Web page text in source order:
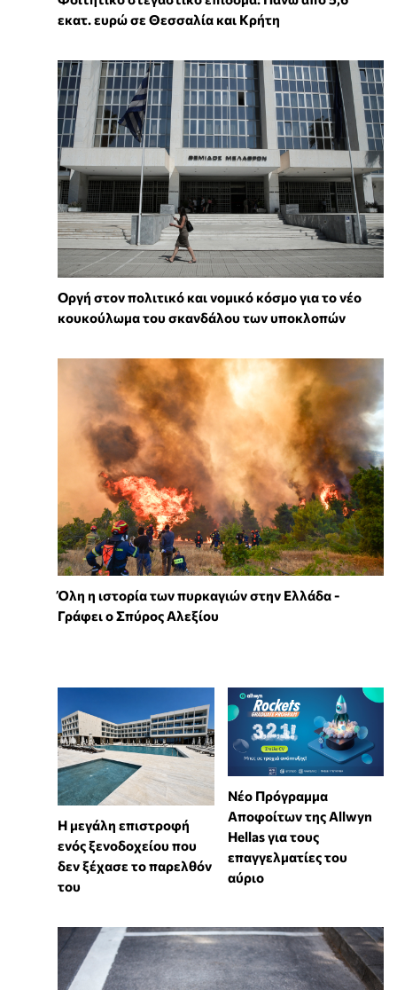
εκατ. ευρώ σε Θεσσαλία και Κρήτη
Οργή στον πολιτικό και νομικό κόσμο για το νέο
κουκούλωμα του σκανδάλου των υποκλοπών
Όλη η ιστορία των πυρκαγιών στην Ελλάδα -
Γράφει ο Σπύρος Αλεξίου
Η μεγάλη επιστροφή
ενός ξενοδοχείου που
δεν ξέχασε το παρελθόν
του
Νέο Πρόγραμμα
Αποφοίτων της Allwyn
Hellas για τους
επαγγελματίες του
αύριο